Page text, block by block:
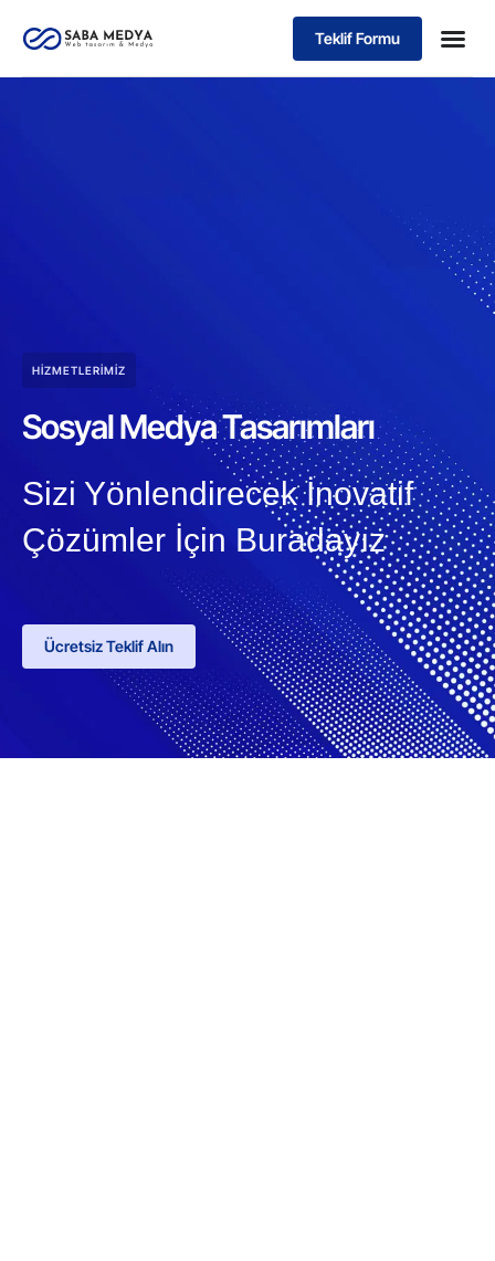
Teklif Formu
HIZMETLERIMIZ
Sosyal Medya Tasarımları
Sizi Yönlendirecek İnovatif
Çözümler İçin Buradayız
Ücretsiz Teklif Alın